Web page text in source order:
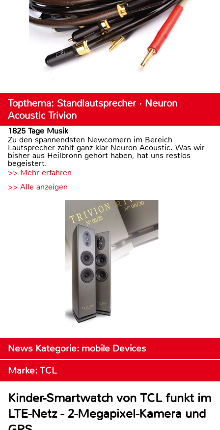
Topthema: Standlautsprecher · Neuron
Acoustic Trivion
1825 Tage Musik
Zu den spannendsten Newcomern im Bereich
Lautsprecher zählt ganz klar Neuron Acoustic. Was wir
bisher aus Heilbronn gehört haben, hat uns restlos
begeistert.
>> Mehr erfahren
>> Alle anzeigen
News Kategorie: mobile Devices
Marke: TCL
Kinder-Smartwatch von TCL funkt im
LTE-Netz - 2-Megapixel-Kamera und